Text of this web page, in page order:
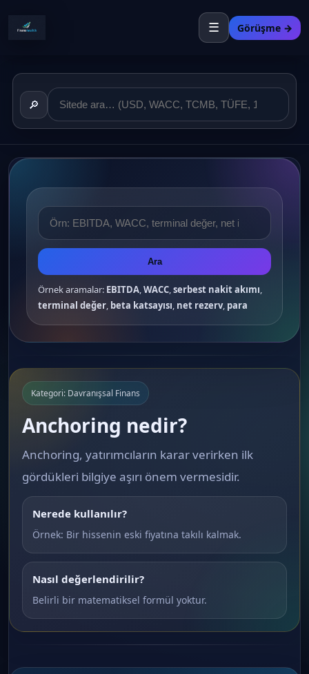
☰ Görüşme →
🔎
Ara
Örnek aramalar: EBITDA,WACC,serbest nakit akımı,
terminal değer, beta katsayısı, net rezerv, para
Kategori: Davranışsal Finans
Anchoring nedir?
Anchoring, yatırımcıların karar verirken ilk
gördükleri bilgiye aşırı önem vermesidir.
Nerede kullanılır?
Örnek: Bir hissenin eski fiyatına takılı kalmak.
Nasıl değerlendirilir?
Belirli bir matematiksel formül yoktur.